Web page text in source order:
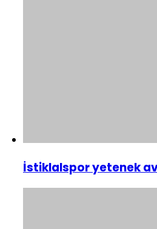
İstiklalspor yetenek